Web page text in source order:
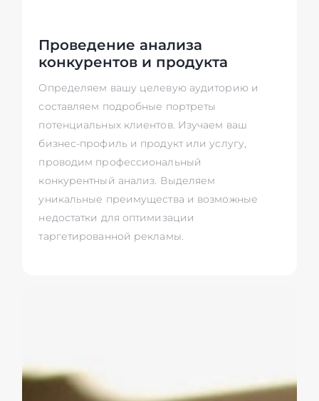
Проведение анализа
конкурентов и продукта
Определяем вашу целевую аудиторию и
составляем подробные портреты
потенциальных клиентов. Изучаем ваш
бизнес-профиль и продукт или услугу,
проводим профессиональный
конкурентный анализ. Выделяем
уникальные преимущества и возможные
недостатки для оптимизации
таргетированной рекламы.